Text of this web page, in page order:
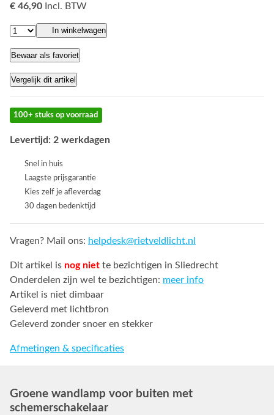
€ 46,90 Incl. BTW
In winkelwagen
Bewaar als favoriet
Vergelijk dit artikel
100+ stuks op voorraad
Levertijd: 2 werkdagen
Snel in huis
Laagste prijsgarantie
Kies zelf je afleverdag
30 dagen bedenktijd
Vragen? Mail ons: helpdesk@rietveldlicht.nl
Dit artikel is nog niet te bezichtigen in Sliedrecht
Onderdelen zijn wel te bezichtigen: meer info
Artikel is niet dimbaar
Geleverd met lichtbron
Geleverd zonder snoer en stekker
Afmetingen & specificaties
Groene wandlamp voor buiten met
schemerschakelaar